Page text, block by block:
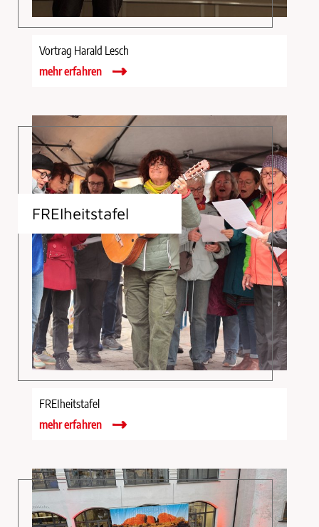
Vortrag Harald Lesch
mehr erfahren
FREIheitstafel
FREIheitstafel
mehr erfahren